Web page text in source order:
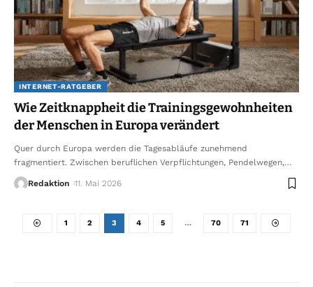
INTERNET-RATGEBER
Wie Zeitknappheit die Trainingsgewohnheiten
der Menschen in Europa verändert
Quer durch Europa werden die Tagesabläufe zunehmend
fragmentiert. Zwischen beruflichen Verpflichtungen, Pendelwegen,…
Redaktion 11. Mai 2026
1 2 3 4 5 … 70 71